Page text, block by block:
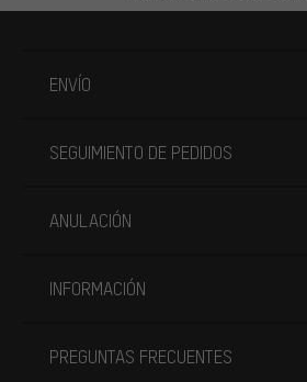
ENVÍO
SEGUIMIENTO DE PEDIDOS
ANULACIÓN
INFORMACIÓN
PREGUNTAS FRECUENTES